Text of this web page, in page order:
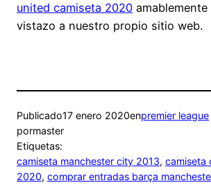
united camiseta 2020 amablemente
vistazo a nuestro propio sitio web.
Publicado17 enero 2020enpremier league
pormaster
Etiquetas:
camiseta manchester city 2013, camiseta
2020, comprar entradas barça